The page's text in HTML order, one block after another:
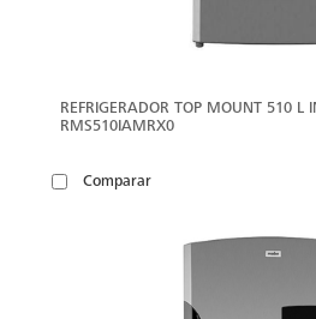
REFRIGERADOR TOP MOUNT 510 L
RMS510IAMRX0
Comparar